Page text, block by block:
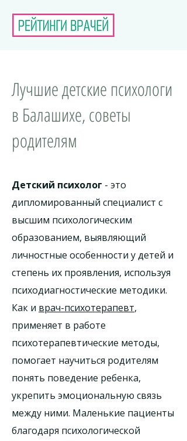
Лучшие детские психологи
в Балашихе, советы
родителям
Детский психолог - это
дипломированный специалист с
высшим психологическим
образованием, выявляющий
личностные особенности у детей и
степень их проявления, используя
психодиагностические методики.
Как и врач-психотерапевт,
применяет в работе
психотерапевтические методы,
помогает научиться родителям
понять поведение ребенка,
укрепить эмоциональную связь
между ними. Маленькие пациенты
благодаря психологической